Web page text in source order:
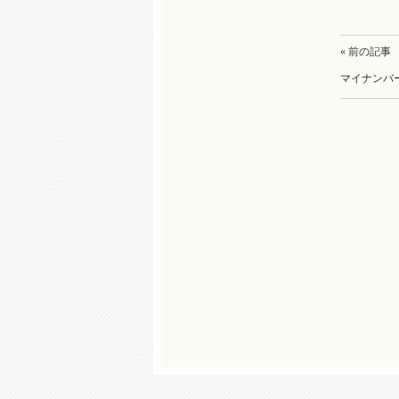
« 前の記事
マイナンバ